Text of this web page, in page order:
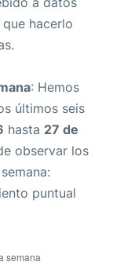
hacerlo
: Hemos
últimos seis
hasta 27 de
observar los
puntual